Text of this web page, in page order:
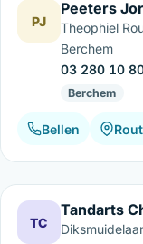
PJ
Peeters
Theophiel
Berchem
03 280 10
Berchem
Bellen
TC
Tandarts